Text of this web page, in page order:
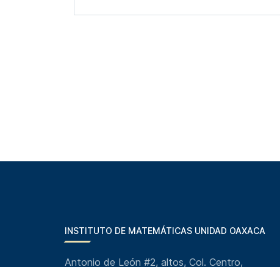
INSTITUTO DE MATEMÁTICAS UNIDAD OAXACA
Antonio de León #2, altos, Col. Centro,